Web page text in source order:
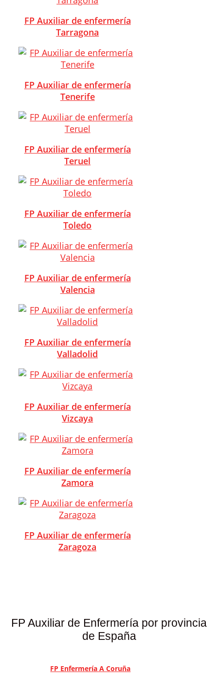
FP Auxiliar de enfermería
Tarragona
FP Auxiliar de enfermería
Tenerife
FP Auxiliar de enfermería
Teruel
FP Auxiliar de enfermería
Toledo
FP Auxiliar de enfermería
Valencia
FP Auxiliar de enfermería
Valladolid
FP Auxiliar de enfermería
Vizcaya
FP Auxiliar de enfermería
Zamora
FP Auxiliar de enfermería
Zaragoza
FP Auxiliar de Enfermería por provincia
de España
FP Enfermería A Coruña